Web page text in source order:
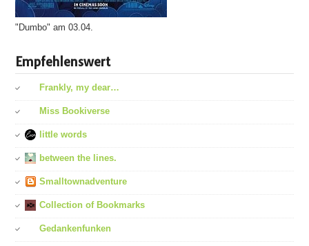
"Dumbo" am 03.04.
Empfehlenswert
Frankly, my dear…
Miss Bookiverse
little words
between the lines.
Smalltownadventure
Collection of Bookmarks
Gedankenfunken